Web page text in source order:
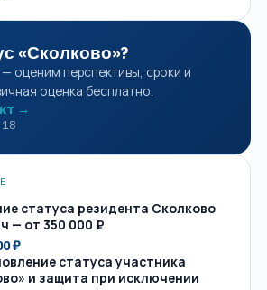
«Сколково»?
оценим перспективы, сроки и
оценка бесплатно.
→
статуса резидента Сколково
— от 350 000 ₽
₽
статуса участника
и защита при исключении